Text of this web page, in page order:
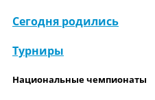
Сегодня родились
Турниры
Национальные чемпионаты